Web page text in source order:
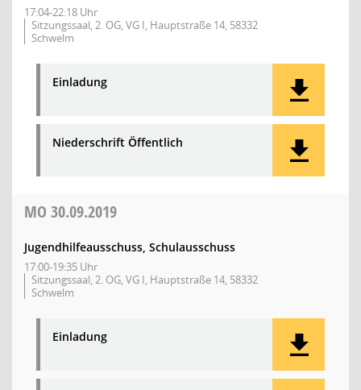
17:04-22:18 Uhr
Sitzungssaal, 2. OG, VG I, Hauptstraße 14, 58332
Schwelm
Einladung
Niederschrift Öffentlich
MO 30.09.2019
Jugendhilfeausschuss, Schulausschuss
17:00-19:35 Uhr
Sitzungssaal, 2. OG, VG I, Hauptstraße 14, 58332
Schwelm
Einladung